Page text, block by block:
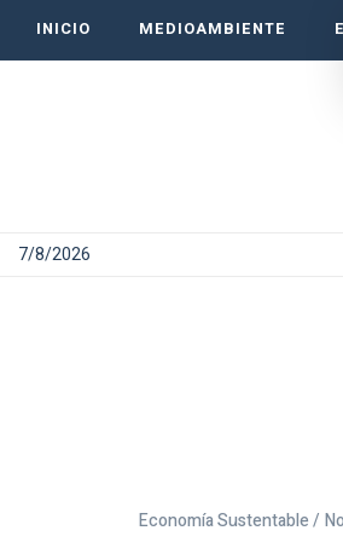
INICIO MEDIOAMBIENTE
7/8/2026
Economía Sustentable /